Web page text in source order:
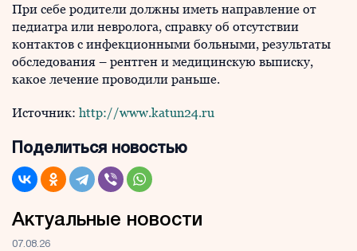
При себе родители должны иметь направление от
педиатра или невролога, справку об отсутствии
контактов с инфекционными больными, результаты
обследования – рентген и медицинскую выписку,
какое лечение проводили раньше.
Источник: http://www.katun24.ru
Поделиться новостью
Актуальные новости
07.08.26